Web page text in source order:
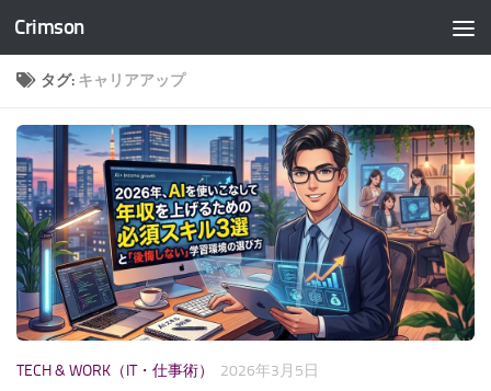
コンテンツへスキップ
Crimson
タグ: キャリアアップ
TECH & WORK（IT・仕事術） 2026年3月5日